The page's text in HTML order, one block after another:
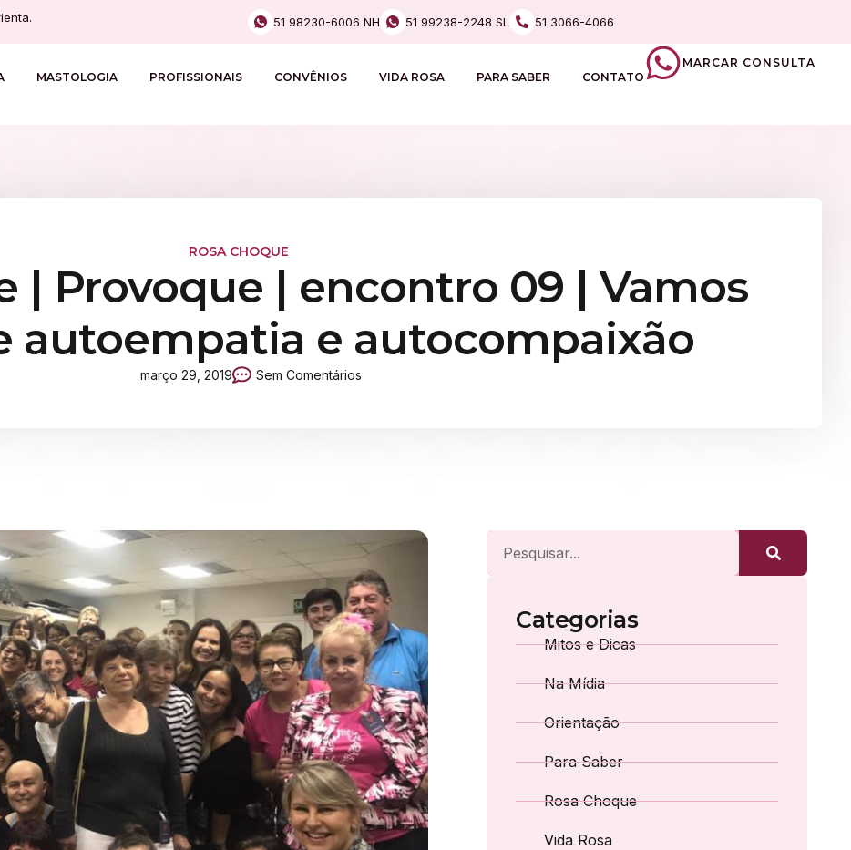
51 98230-6006 NH 51 99238-2248 SL 51 3066-4066
MASTOLOGIA PROFISSIONAIS CONVÊNIOS VIDA ROSA PARA SABER CONTATO
MARCAR CONSULTA
ROSA CHOQUE
| Provoque | encontro 09 | Vamos
autoempatia e autocompaixão
março 29, 2019 Sem Comentários
Categorias
Mitos e Dicas
Na Mídia
Orientação
Para Saber
Rosa Choque
Vida Rosa